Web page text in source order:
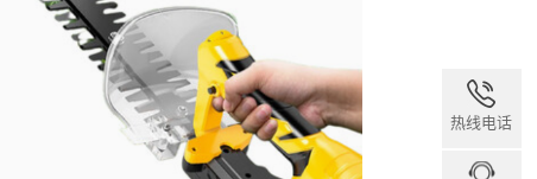
热线电话